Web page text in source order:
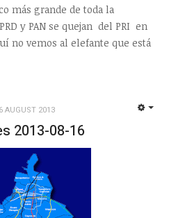
más grande de toda la
y PAN se quejan del PRI en
no vemos al elefante que está
AUGUST 2013
2013-08-16